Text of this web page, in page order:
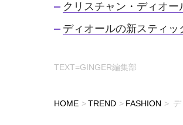
クリスチャン・ディオー
ディオールの新スティッ
TEXT=GINGER編集部
HOME TREND FASHION